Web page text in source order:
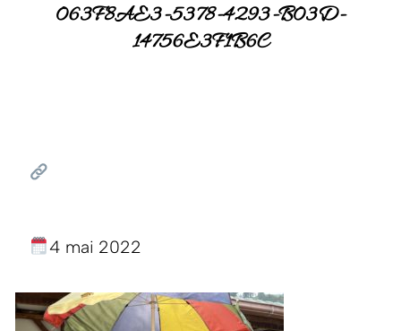
063F8AE3-5378-4293-B03D-
14756E3F1B6C
4 mai 2022